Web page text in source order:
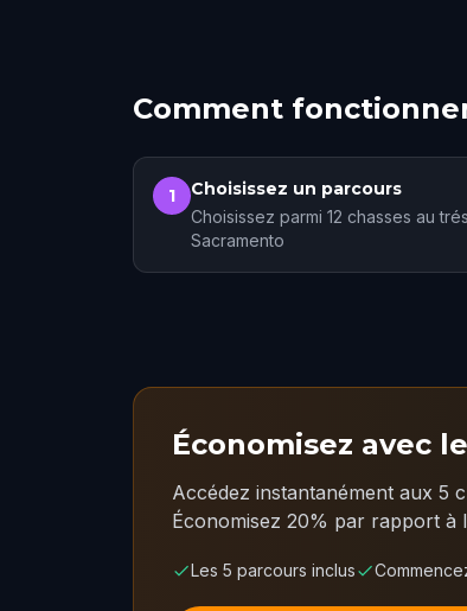
Comment
1 Choisissez un parcours
Choisissez parmi 12 chasses au
Sacramento
Économisez avec
Accédez instantanément aux 5
Économisez 20% par rapport à
Les 5 parcours inclus